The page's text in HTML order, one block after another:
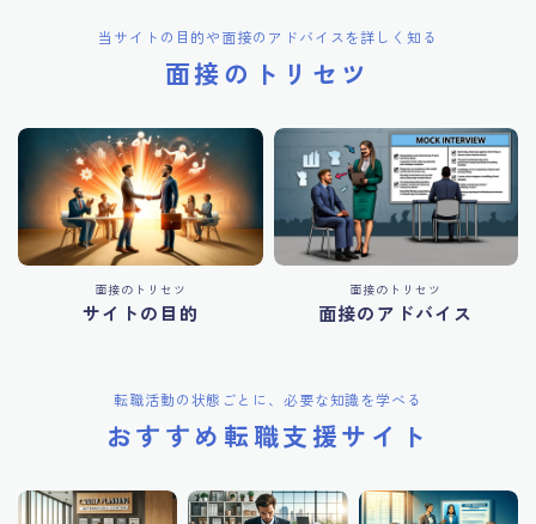
当サイトの目的や面接のアドバイスを詳しく知る
面接のトリセツ
面接のトリセツ
サイトの目的
面接のトリセツ
面接のアドバイス
転職活動の状態ごとに、必要な知識を学べる
おすすめ転職支援サイト